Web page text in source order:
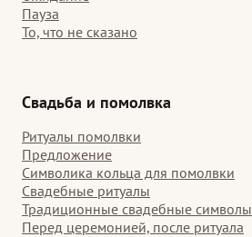
Пауза
То, что не сказано
Свадьба и помолвка
Ритуалы помолвки
Предложение
Символика кольца для помолвки
Свадебные ритуалы
Традиционные свадебные символы
Перед церемонией, после ритуала